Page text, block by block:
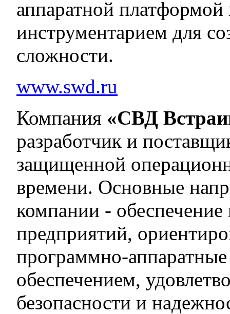
аппаратной
инструментарием для
сложности.
www.swd.ru
Компания «СВД
разработчик и
защищенной
времени. Основные
компании -
предприятий,
программно-
обеспечением,
безопасности и